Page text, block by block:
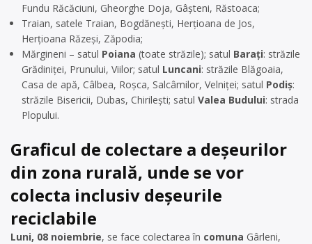
Fundu Răcăciuni, Gheorghe Doja, Gâșteni, Răstoaca;
Traian, satele Traian, Bogdănești, Herțioana de Jos,
Herțioana Răzeși, Zăpodia;
Mărgineni – satul Poiana (toate străzile); satul Barați: străzile
Grădiniței, Prunului, Viilor; satul Luncani: străzile Blăgoaia,
Casa de apă, Câlbea, Roșca, Salcâmilor, Velniței; satul Podiș:
străzile Bisericii, Dubas, Chirilești; satul Valea Budului: strada
Plopului.
Graficul de colectare a deșeurilor
din zona rurală, unde se vor
colecta inclusiv deșeurile
reciclabile
Luni, 08 noiembrie, se face colectarea în comuna Gârleni,